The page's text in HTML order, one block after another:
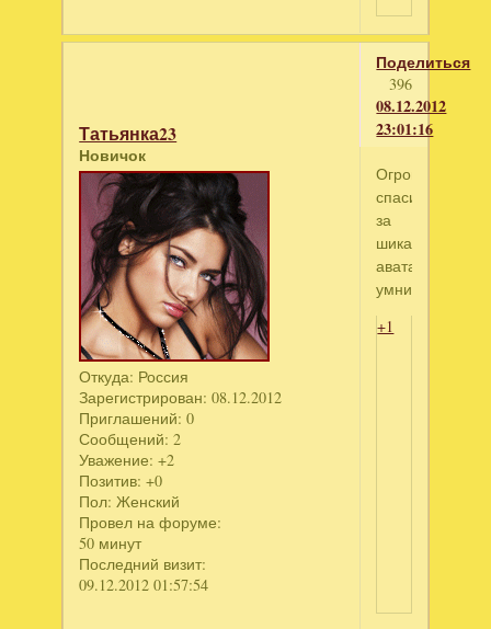
Поделиться
396
08.12.2012
23:01:16
Татьянка23
Новичок
Откуда: Россия
Зарегистрирован: 08.12.2012
Приглашений: 0
Сообщений: 2
Уважение: +2
Позитив: +0
Пол: Женский
Провел на форуме:
50 минут
Последний визит:
09.12.2012 01:57:54
Огромное
спасибо
за
шикарные
аватарки,
умничка!!!
+1